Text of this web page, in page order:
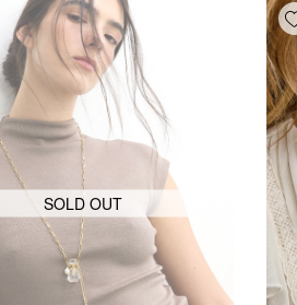
Add wishlist
SOLD OUT